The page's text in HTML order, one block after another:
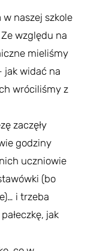
w naszej szkole
względu na
mieliśmy
jak widać na
wróciliśmy z
zaczęły
godziny
uczniowie
(bo
i trzeba
jak